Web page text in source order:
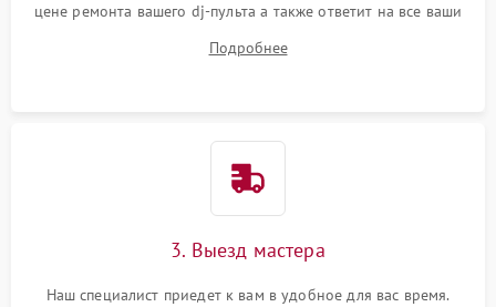
цене ремонта вашего dj-пульта а также ответит на все ваши
Подробнее
3. Выезд мастера
Наш специалист приедет к вам в удобное для вас время.